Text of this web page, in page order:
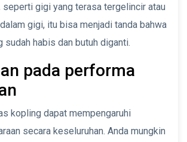
seperti gigi yang terasa tergelincir atau
gigi, itu bisa menjadi tanda bahwa
sudah habis dan butuh diganti.
pada performa
kopling dapat mempengaruhi
secara keseluruhan. Anda mungkin